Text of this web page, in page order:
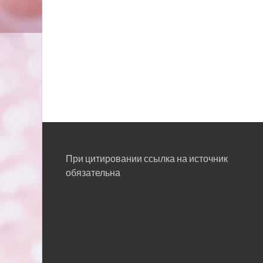
При цитировании ссылка на источник
обязательна